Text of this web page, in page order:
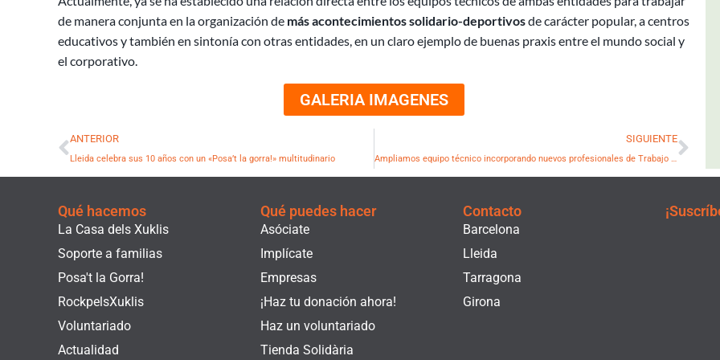
de manera conjunta en la organización de más acontecimientos solidario-deportivosde carácter popular, a centros
educativos y también en sintonía con otras entidades, en un claro ejemplo de buenas praxis entre el mundo social y
el corporativo.
GALERIA IMAGENES
Ant
ANTERIOR
Lleida celebra sus 10 años con un «Posa’t la gorra!» multitudinario
SIGUIENTE
Ampliamos equipo técnico incorporando nuevos profesionales de Trabajo Social en los hospitales
Qué hacemos
La Casa dels Xuklis
Soporte a familias
Posa't la Gorra!
RockpelsXuklis
Voluntariado
Actualidad
Qué puedes hacer
Asóciate
Implícate
Empresas
¡Haz tu donación ahora!
Haz un voluntariado
Tienda Solidària
Contacto
Barcelona
Lleida
Tarragona
Girona